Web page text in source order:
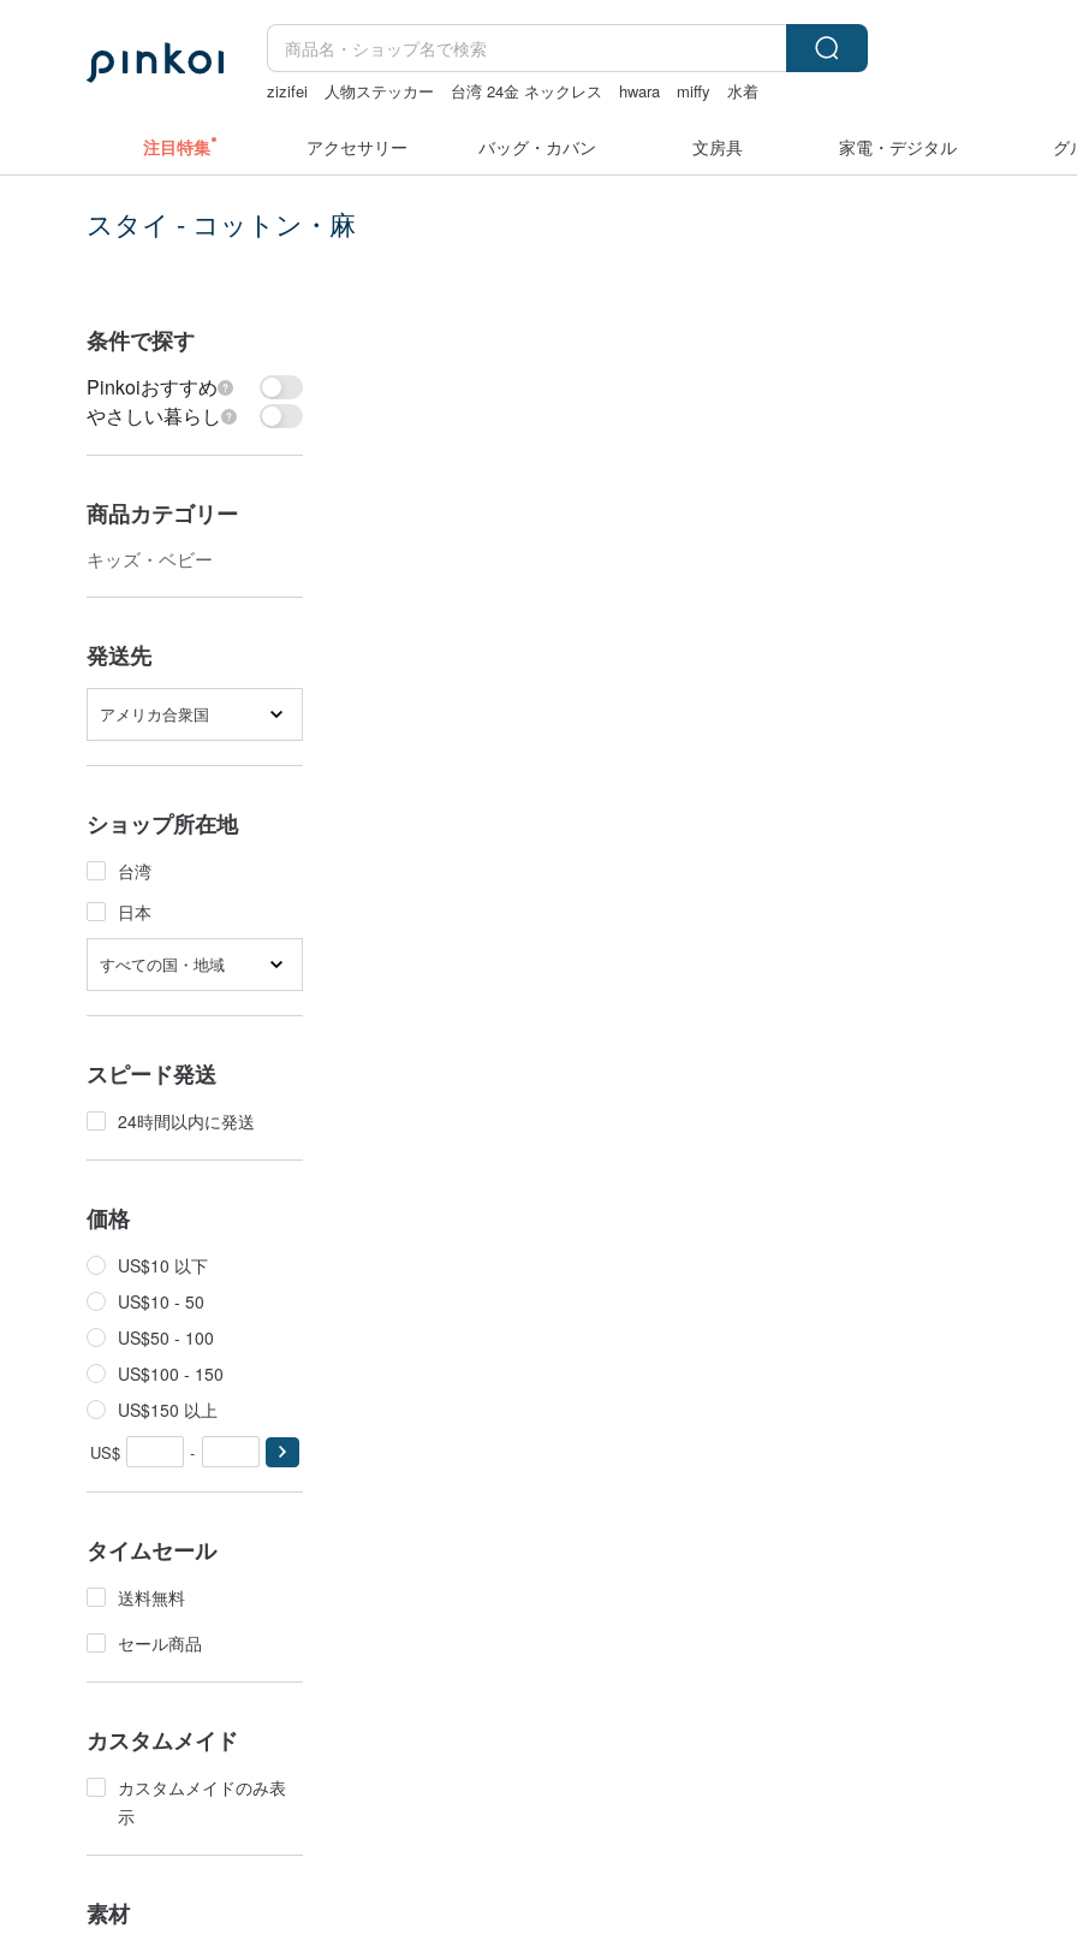
zizifei 人物ステッカー 台湾 24金 ネックレス hwara miffy
水着
注目特集 アクセサリー バッグ・カバン 文房具 家電・デジタル グ
スタイ - コットン・麻
条件で探す
Pinkoiおすすめ
やさしい暮らし
商品カテゴリー
キッズ・ベビー
発送先
アメリカ合衆国
ショップ所在地
台湾
日本
すべての国・地域
スピード発送
24時間以内に発送
価格
US$10 以下
US$10 - 50
US$50 - 100
US$100 - 150
US$150 以上
US$ -
タイムセール
送料無料
セール商品
カスタムメイド
カスタムメイドのみ表
示
素材